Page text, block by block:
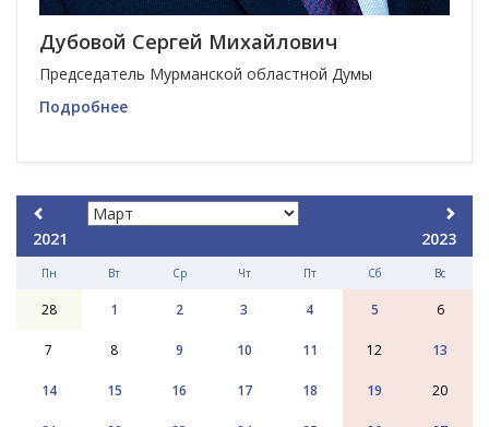
Дубовой Сергей Михайлович
Председатель Мурманской областной Думы
Подробнее
2021 2023
Пн Вт Ср Чт Пт Сб Вс
28 1 2 3 4 5 6
7 8 9 10 11 12 13
14 15 16 17 18 19 20